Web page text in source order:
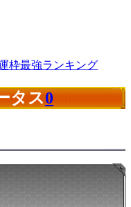
枠最強ランキング
タス0